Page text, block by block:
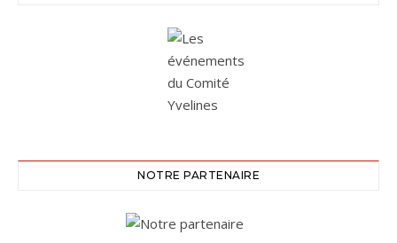
NOTRE PARTENAIRE